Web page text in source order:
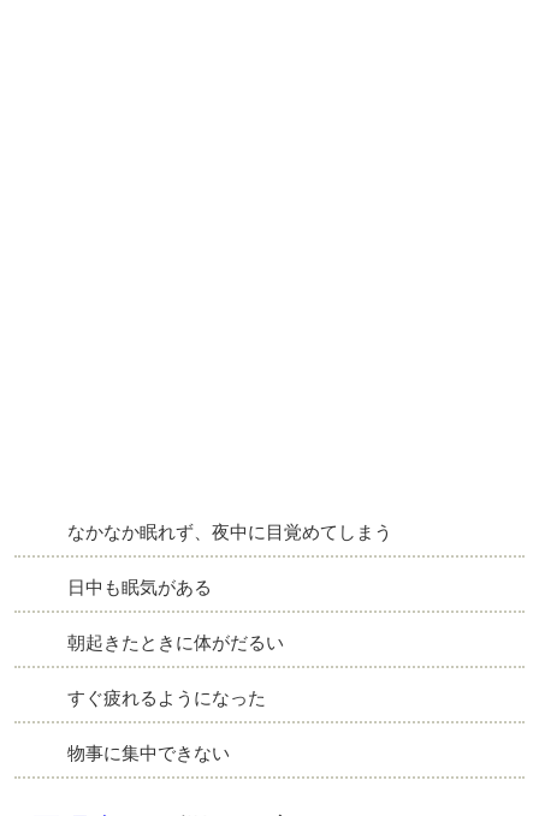
なかなか眠れず、夜中に目覚めてしまう
日中も眠気がある
朝起きたときに体がだるい
すぐ疲れるようになった
物事に集中できない